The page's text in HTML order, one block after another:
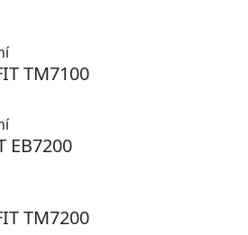
TM7100
EB7200
TM7200